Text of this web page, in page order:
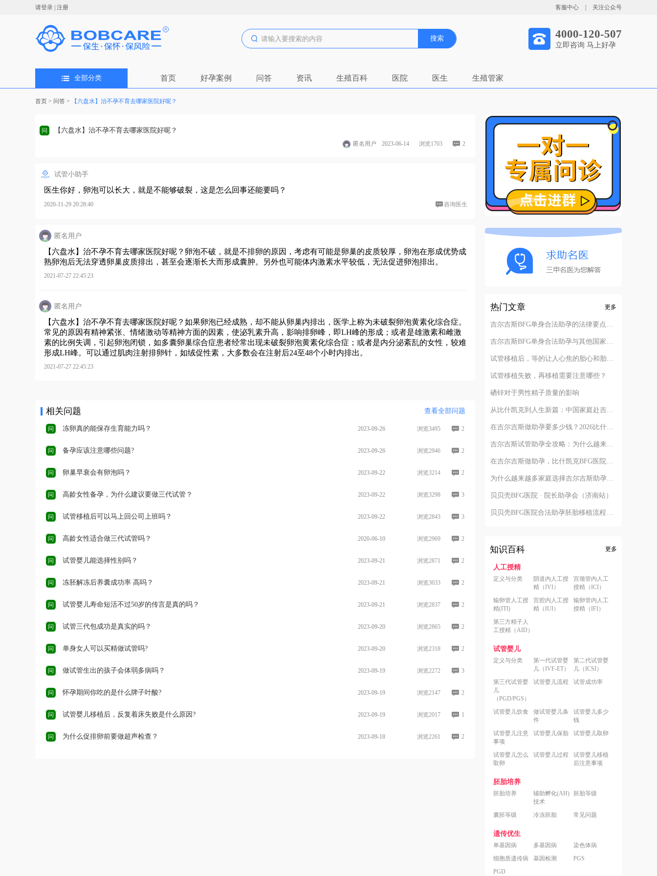
请登录 | 注册 客服中心 | 关注公众号
搜索 4000-120-507
立即咨询 马上好孕
全部分类 首页 好孕案例 问答 资讯 生殖百科 医院 医生 生殖管家
首页 > 问答 > 【六盘水】治不孕不育去哪家医院好呢？
问 【六盘水】治不孕不育去哪家医院好呢？
匿名用户 2023-06-14 浏览1703 2
试管小助手
医生你好，卵泡可以长大，就是不能够破裂，这是怎么回事还能要吗？
2020-11-29 20:28:40 咨询医生
匿名用户
【六盘水】治不孕不育去哪家医院好呢？卵泡不破，就是不排卵的原因，考虑有可能是卵巢的皮质较厚，卵泡在形成优势成
熟卵泡后无法穿透卵巢皮质排出，甚至会逐渐长大而形成囊肿。另外也可能体内激素水平较低，无法促进卵泡排出。
2021-07-27 22:45:23
匿名用户
【六盘水】治不孕不育去哪家医院好呢？如果卵泡已经成熟，却不能从卵巢内排出，医学上称为未破裂卵泡黄素化综合症。
常见的原因有精神紧张、情绪激动等精神方面的因素，使泌乳素升高，影响排卵峰，即LH峰的形成；或者是雄激素和雌激
素的比例失调，引起卵泡闭锁，如多囊卵巢综合症患者经常出现未破裂卵泡黄素化综合症；或者是内分泌紊乱的女性，较难
形成LH峰。可以通过肌肉注射排卵针，如绒促性素，大多数会在注射后24至48个小时内排出。
2021-07-27 22:45:23
相关问题 查看全部问题
问 冻卵真的能保存生育能力吗？ 2023-09-26 浏览3495 2
问 备孕应该注意哪些问题? 2023-09-26 浏览2946 2
问 卵巢早衰会有卵泡吗？ 2023-09-22 浏览3214 2
问 高龄女性备孕，为什么建议要做三代试管？ 2023-09-22 浏览3298 3
问 试管移植后可以马上回公司上班吗？ 2023-09-22 浏览2843 3
问 高龄女性适合做三代试管吗？ 2020-06-10 浏览2969 2
问 试管婴儿能选择性别吗？ 2023-09-21 浏览2871 2
问 冻胚解冻后养囊成功率 高吗？ 2023-09-21 浏览3033 2
问 试管婴儿寿命短活不过50岁的传言是真的吗？ 2023-09-21 浏览2837 2
问 试管三代包成功是真实的吗？ 2023-09-20 浏览2865 2
问 单身女人可以买精做试管吗? 2023-09-20 浏览2318 2
问 做试管生出的孩子会体弱多病吗？ 2023-09-19 浏览2272 3
问 怀孕期间你吃的是什么牌子叶酸? 2023-09-19 浏览2147 2
问 试管婴儿移植后，反复着床失败是什么原因? 2023-09-19 浏览2017 1
问 为什么促排卵前要做超声检查？ 2023-09-18 浏览2261 2
热门文章 更多
吉尔吉斯BFG单身合法助孕的法律要点解析
吉尔吉斯BFG单身合法助孕与其他国家对比
试管移植后，等的让人心焦的胎心和胎芽，何时会出现？
试管移植失败，再移植需要注意哪些？
硒锌对于男性精子质量的影响
从比什凯克到人生新篇：中国家庭赴吉尔吉斯助孕的完整路径解析
在吉尔吉斯做助孕要多少钱？2026比什凯克费用全公开，拒绝隐形消费
吉尔吉斯试管助孕全攻略：为什么越来越多的中国家庭选择比什凯克？
在吉尔吉斯做助孕，比什凯克BFG医院全流程深度解析：从签约到抱娃
为什么越来越多家庭选择吉尔吉斯助孕？比什凯克BFG医院的四个核心答案
贝贝壳BFG医院 · 院长助孕会（济南站）
贝贝壳BFG医院合法助孕胚胎移植流程详解
知识百科 更多
人工授精
定义与分类
阴道内人工授
精（IVI）
宫颈管内人工
授精（ICI）
输卵管人工授
精(ITI)
宫腔内人工授
精（IUI）
输卵管内人工
授精（IFI）
第三方精子人
工授精（AID）
试管婴儿
定义与分类
第一代试管婴
儿（IVF-ET）
第二代试管婴
儿（ICSI）
第三代试管婴
儿
（PGD/PGS）
试管婴儿流程 试管成功率
试管婴儿饮食
做试管婴儿条
件
试管婴儿多少
钱
试管婴儿注意
事项
试管婴儿保胎 试管婴儿取卵
试管婴儿怎么
取卵
试管婴儿过程
试管婴儿移植
后注意事项
胚胎培养
胚胎培养
辅助孵化(AH)
技术
胚胎等级
囊胚等级 冷冻胚胎 常见问题
遗传优生
单基因病 多基因病
染色体病
细胞质遗传病
基因检测
PGS
PGD